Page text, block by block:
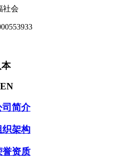
社会
司简介
织架构
誉资质